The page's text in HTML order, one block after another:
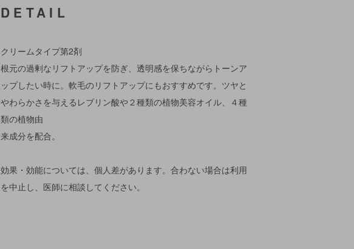
DETAIL
クリームタイプ第2剤
根元の過剰なリフトアップを防ぎ、透明感を保ちながらトーンア
ップしたい時に。軟毛のリフトアップにもおすすめです。ツヤと
やわらかさを与えるレブリン酸や２種類の植物美容オイル、４種
類の植物由
来成分を配合。
効果・効能については、個人差があります。合わない場合は利用
を中止し、医師に相談してください。